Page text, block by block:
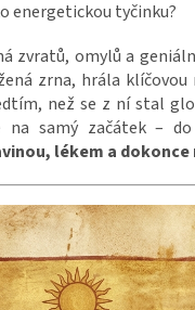
energetickou tyčinku?
zvratů, omylů a
zrna, hrála
než se z ní stal
na samý začátek –
lékem a dokonce